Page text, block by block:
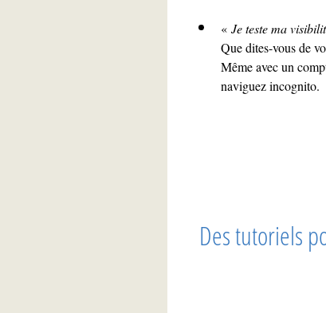
« Je teste ma
Que dites-vous de
Même avec un
naviguez incognito.
Des tutoriels